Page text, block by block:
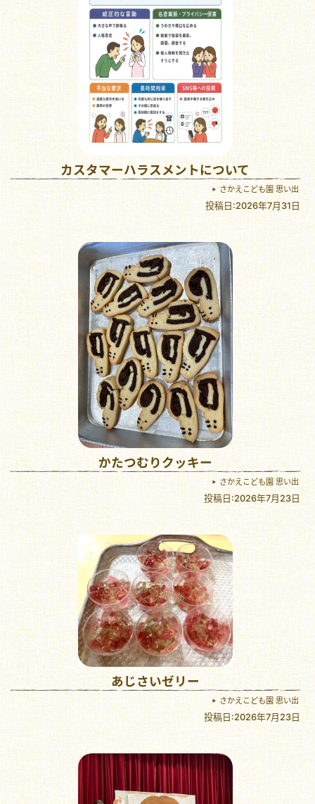
カスタマーハラスメントについて
さかえこども園 思い出
投稿日:2026年7月31日
かたつむりクッキー
さかえこども園 思い出
投稿日:2026年7月23日
あじさいゼリー
さかえこども園 思い出
投稿日:2026年7月23日